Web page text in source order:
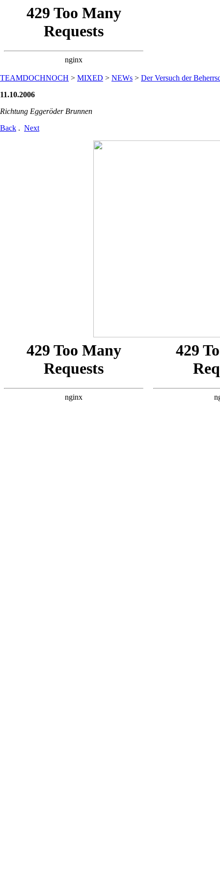
TEAMDOCHNOCH > MIXED > NEWs > Der Versuch der
11.10.2006
Richtung Eggeröder Brunnen
Back . Next